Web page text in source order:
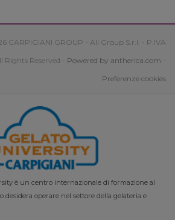
CARPIGIANI GROUP - Ali Group S.r.l. - P.IVA
Rights Reserved - Powered by antherica.com -
Preferenze cookies
è un centro internazionale di formazione al
desidera operare nel settore della gelateria e